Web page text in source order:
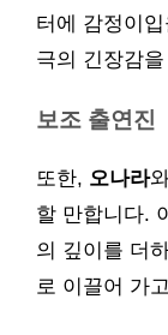
터에 감정이
극의 긴장감
보조 출연진
또한, 오나라
할 만합니다.
의 깊이를 더
로 이끌어 가